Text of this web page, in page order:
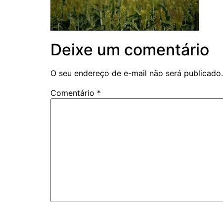
Deixe um comentário
O seu endereço de e-mail não será publicado.
Comentário *